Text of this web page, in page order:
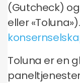
(Gutcheck) og
eller
Toluna er en